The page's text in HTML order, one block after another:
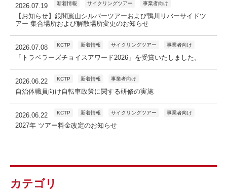
2026.07.19 新着情報 サイクリングツアー 事業者向け
【お知らせ】銀閣嵐山シルバーツアーおよび鴨川リバーサイドツ
アー 集合場所および解散場所変更のお知らせ
2026.07.08 KCTP 新着情報 サイクリングツアー 事業者向け
「トラベラーズチョイスアワード2026」を受賞いたしました。
2026.06.22 KCTP 新着情報 事業者向け
自治体職員向け自転車政策に関する研修の実施
2026.06.22 KCTP 新着情報 サイクリングツアー 事業者向け
2027年 ツアー料金改定のお知らせ
カテゴリ